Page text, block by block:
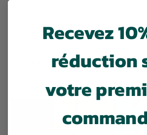
★
Recevez
réduction
votre